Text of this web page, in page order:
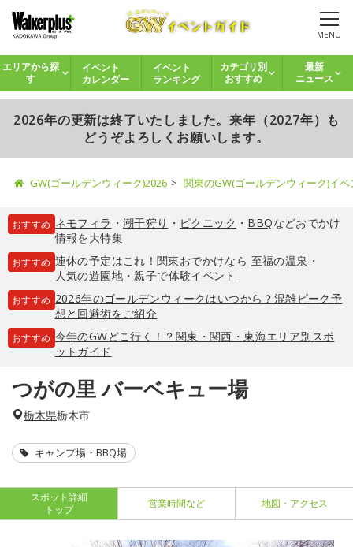
MENU
エリアから探
す
イベント
カレンダー
イベント
ランキング
カテゴリ別
おすすめ
最新
ニュース
2026年の更新は終了いたしました。来年（2027年）も
どうぞよろしくお願いします。
GW(ゴールデンウィーク)2026 関東のGW(ゴールデンウィーク)イ
おすすめ ネモフィラ ・ 潮干狩り ・ ピクニック ・ BBQなどおでかけ
情報を大特集
おすすめ 連休の予定はこれ！関東おでかけなら 至福の温泉 ・
人気の遊園地・親子で体験イベント
おすすめ 2026年のゴールデンウィークはいつから？混雑ピーク予
想と回避術をご紹介
おすすめ 今年のGWどこ行く！？関東・関西・東海エリア別スポ
ットガイド
つがの里 バーベキュー場
栃木県栃木市
キャンプ場・BBQ場
スポット詳細
トップ
営業時間など 地図・アクセス